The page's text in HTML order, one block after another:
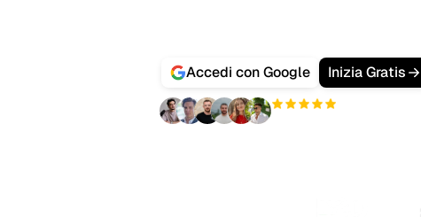
Accedi con Google
Inizia Gratis